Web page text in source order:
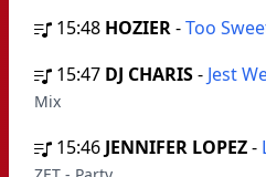
15:48 HOZIER-Too
15:47 DJ CHARIS- Jest
Mix
15:46 JENNIFER LOPEZ-